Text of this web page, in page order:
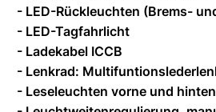
- LED-Rückleuchten (Brems-
- LED-Tagfahrlicht
- Ladekabel ICCB
- Lenkrad:
- Leseleuchten vorne und hinten